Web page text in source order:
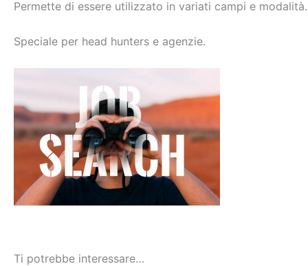
Permette di essere utilizzato in variati campi e modalità.
Speciale per head hunters e agenzie.
Ti potrebbe interessare…